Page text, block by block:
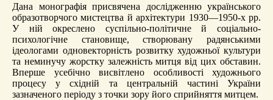
Дана монографія присвячена дослідженню українського
образотворчого мистецтва й архітектури 1930—1950-х рр.
У ній окреслено суспільно-політичне й соціально-
психологічне становище, створювану радянськими
ідеологами одновекторність розвитку художньої культури
та неминучу жорстку залежність митця від цих обставин.
Вперше усебічно висвітлено особливості художнього
процесу у східній та центральній частині України
зазначеного періоду з точки зору його сприйняття митцем.